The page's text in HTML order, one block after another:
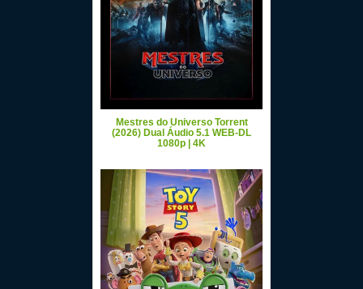
Mestres do Universo Torrent
(2026) Dual Áudio 5.1 WEB-DL
1080p | 4K